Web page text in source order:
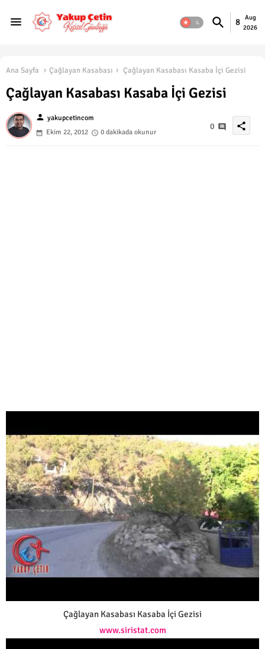
8
Aug
2026
Ana Sayfa Çağlayan Kasabası Çağlayan Kasabası Kasaba İçi Gezisi
Çağlayan Kasabası Kasaba İçi Gezisi
person yakupcetincom
Ekim 22, 2012
0 dakikada okunur
0 share
Çağlayan Kasabası Kasaba İçi Gezisi
www.siristat.com